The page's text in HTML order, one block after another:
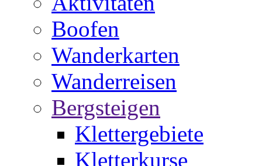
Boofen
Wanderkarten
Wanderreisen
Bergsteigen
Klettergebiete
Kletterkurse